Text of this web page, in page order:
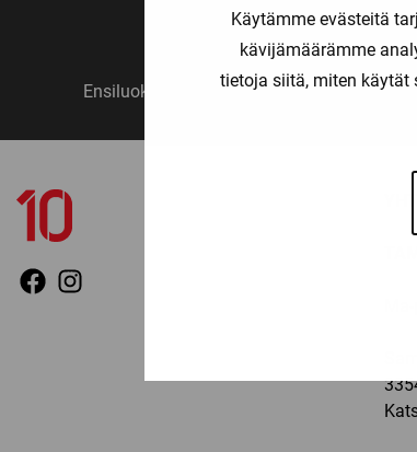
Käytämme evästeitä
kävijämäärämme
tietoja siitä, miten käytät
Ensiluokkainen palvelu